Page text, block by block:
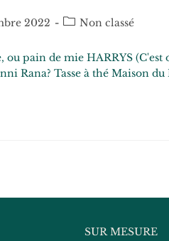
2022 Non classé
pain de mie HARRYS
Rana? Tasse à thé Maison du
SUR MESURE